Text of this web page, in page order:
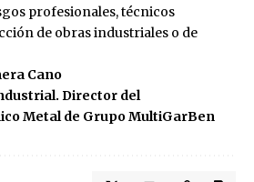
profesionales, técnicos
de obras industriales o de
Cano
Director del
Metal de Grupo MultiGarBen